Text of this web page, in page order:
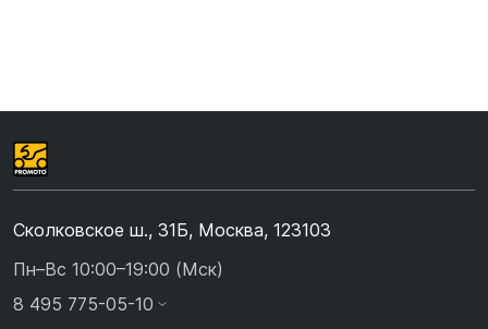
Сколковское ш., 31Б, Москва, 123103
Пн–Вс 10:00–19:00 (Мск)
8 495 775-05-10